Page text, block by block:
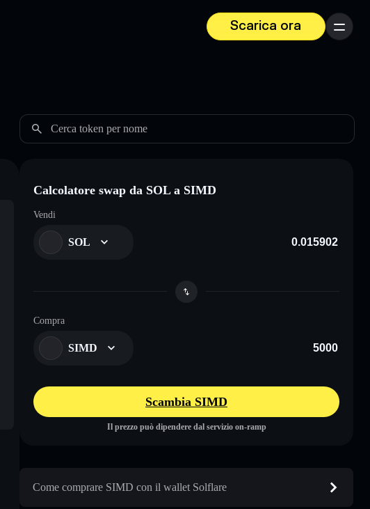
Scarica ora
Menu
Cerca token per nome
Calcolatore swap da SOL a SIMD
Vendi
SOL
Compra
SIMD
Scambia SIMD
Il prezzo può dipendere dal servizio on-ramp
Come comprare SIMD con il wallet Solflare